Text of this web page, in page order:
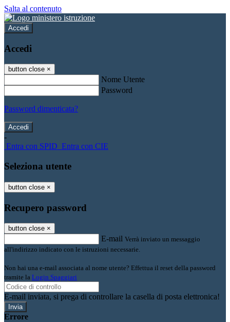
Salta al contenuto
Accedi
Accedi
button close ×
Nome Utente
Password
Password dimenticata?
-
Entra con SPID Entra con CIE
Seleziona utente
button close ×
Recupero password
button close ×
E-mail Verrà inviato un messaggio
all'indirizzo indicato con le istruzioni necessarie.
Non hai una e-mail associata al nome utente? Effettua il reset della password
tramite la Login Spaggiari
E-mail inviata, si prega di controllare la casella di posta elettronica!
Errore